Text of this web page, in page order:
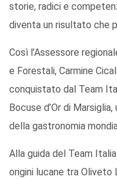
storie, radici e
diventa un risultato che
Così l’Assessore
e Forestali, Carmine
conquistato dal Team
Bocuse d’Or di
della gastronomia
Alla guida del Team
origini lucane tra